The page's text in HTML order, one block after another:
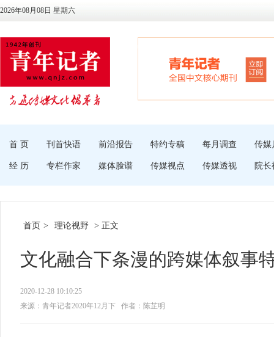
2026年08月08日 星期六
首 页 刊首快语 前沿报告 特约专稿 每月调查 传媒
经 历 专栏作家 媒体脸谱 传媒视点 传媒透视 院长
首页 > 理论视野 > 正文
文化融合下条漫的跨媒体叙事
2020-12-28 10:10:25
来源：青年记者2020年12月下
作者：陈芷明